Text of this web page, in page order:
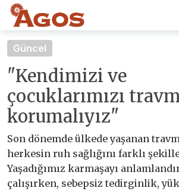
Güncel
"Kendimizi ve
çocuklarımızı
korumalıyız"
Son dönemde ülkede yaşanan
herkesin ruh sağlığını farklı
Yaşadığımız karmaşayı
çalışırken, sebepsiz tedirginlik,